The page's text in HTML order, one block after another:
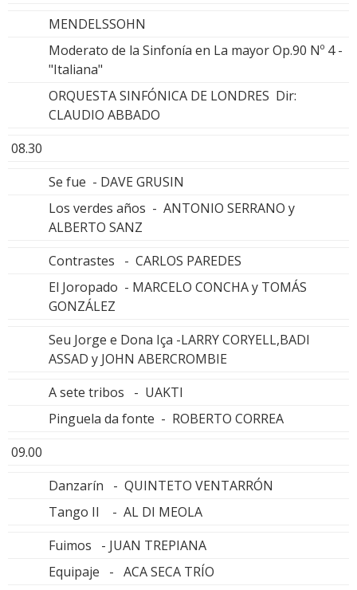
MENDELSSOHN
Moderato de la Sinfonía en La mayor Op.90 Nº 4 -
"Italiana"
ORQUESTA SINFÓNICA DE LONDRES Dir:
CLAUDIO ABBADO
08.30
Se fue - DAVE GRUSIN
Los verdes años - ANTONIO SERRANO y
ALBERTO SANZ
Contrastes - CARLOS PAREDES
El Joropado - MARCELO CONCHA y TOMÁS
GONZÁLEZ
Seu Jorge e Dona Iça -LARRY CORYELL,BADI
ASSAD y JOHN ABERCROMBIE
A sete tribos - UAKTI
Pinguela da fonte - ROBERTO CORREA
09.00
Danzarín - QUINTETO VENTARRÓN
Tango II - AL DI MEOLA
Fuimos - JUAN TREPIANA
Equipaje - ACA SECA TRÍO